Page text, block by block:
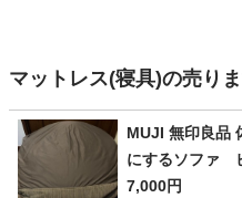
マットレス(寝具)の売り
MUJI 無印良品
にするソファ
7,000円